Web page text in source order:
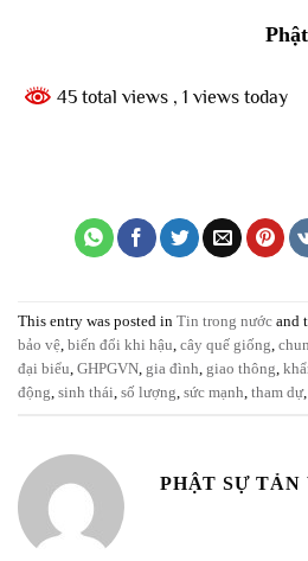
45 total views , 1 views today
This entry was posted in Tin trong nước and
bảo vệ, biến đổi khi hậu, cây quế giống,
đại biểu, GHPGVN, gia đình, giao thông,
động, sinh thái, số lượng, sức mạnh, tham dự,
PHẬT SỰ TẢN